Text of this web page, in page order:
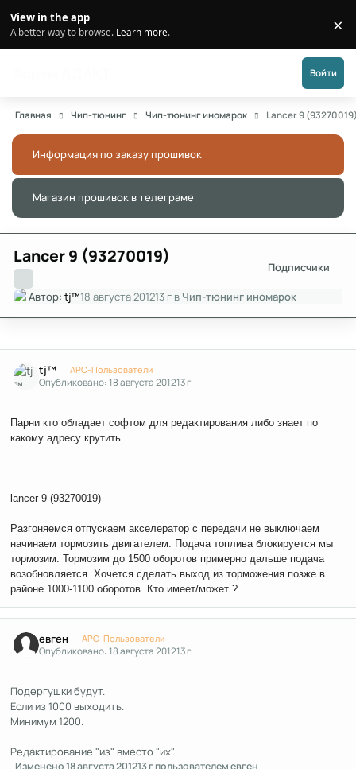
View in the app
A better way to browse. Learn more. ×
Войти
Главная Чип-тюнинг Чип-тюнинг иномарок Lancer 9
Информация по заказу прошивок
Магазин прошивок в телеграме
Lancer 9 (93270019)
Подписчики
Автор:tj™18 августа 201213 г в Чип-тюнинг иномарок
tj™ APC-Пользователи
Опубликовано:18 августа 201213 г
Парни кто обладает софтом для редактирования либо знает по
какому адресу крутить.
lancer 9 (93270019)
Разгоняемся отпускаем акселератор с передачи не выключаем
начинаем тормозить двигателем. Подача топлива блокируется мы
тормозим. Тормозим до 1500 оборотов примерно дальше подача
возобновляется. Хочется сделать выход из торможения позже в
районе 1000-1100 оборотов. Кто имеет/может ?
евген APC-Пользователи
Опубликовано:18 августа 201213 г
Подергушки будут.
Если из 1000 выходить.
Минимум 1200.
Редактирование "из" вместо "их".
Изменено18 августа 201213 гпользователем евген